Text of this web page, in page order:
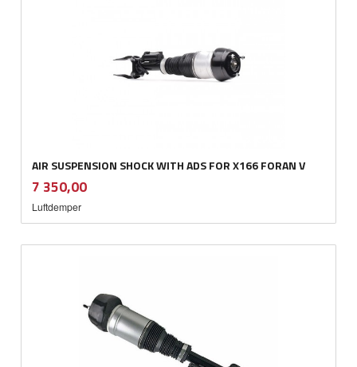
AIR SUSPENSION SHOCK WITH ADS FOR X166 FORAN V
Pris
7 350,00mva.
Luftdemper